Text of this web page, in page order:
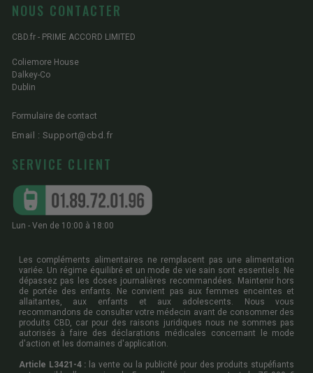
NOUS CONTACTER
CBD.fr - PRIME ACCORD LIMITED
Coliemore House
Dalkey-Co
Dublin
Formulaire de contact
Email : Support@cbd.fr
SERVICE CLIENT
Lun - Ven de 10:00 à 18:00
Les compléments alimentaires ne remplacent pas une alimentation
variée. Un régime équilibré et un mode de vie sain sont essentiels. Ne
dépassez pas les doses journalières recommandées. Maintenir hors
de portée des enfants. Ne convient pas aux femmes enceintes et
allaitantes, aux enfants et aux adolescents. Nous vous
recommandons de consulter votre médecin avant de consommer des
produits CBD, car pour des raisons juridiques nous ne sommes pas
autorisés à faire des déclarations médicales concernant le mode
d'action et les domaines d'application.
Article L3421-4 : la vente ou la publicité pour des produits stupéfiants